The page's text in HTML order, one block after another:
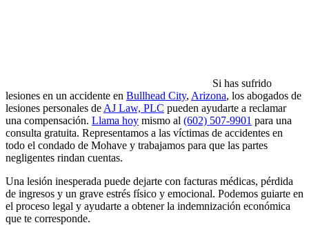
Si has sufrido
lesiones en un accidente en Bullhead City, Arizona, los abogados de
lesiones personales de AJ Law, PLC pueden ayudarte a reclamar
una compensación. Llama hoy mismo al (602) 507-9901 para una
consulta gratuita. Representamos a las víctimas de accidentes en
todo el condado de Mohave y trabajamos para que las partes
negligentes rindan cuentas.
Una lesión inesperada puede dejarte con facturas médicas, pérdida
de ingresos y un grave estrés físico y emocional. Podemos guiarte en
el proceso legal y ayudarte a obtener la indemnización económica
que te corresponde.